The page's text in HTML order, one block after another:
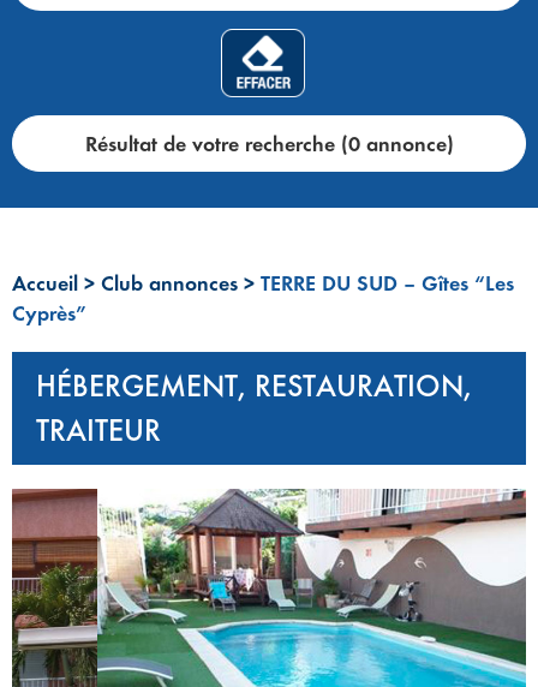
Résultat de votre recherche (0 annonce)
Accueil > Club annonces > TERRE DU SUD – Gîtes “Les
Cyprès”
HÉBERGEMENT, RESTAURATION,
TRAITEUR